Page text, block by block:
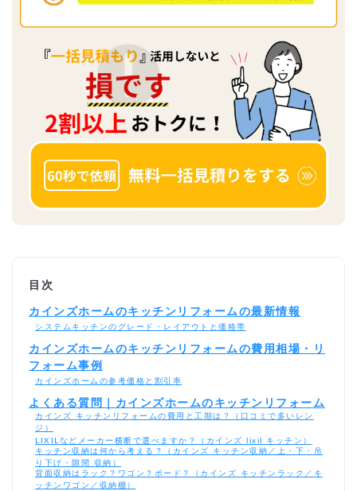
目次
カインズホームのキッチンリフォームの最新情報
システムキッチンのグレード・レイアウトと価格帯
カインズホームのキッチンリフォームの費用相場・リ
フォーム事例
カインズホームの参考価格と割引率
よくある質問｜カインズホームのキッチンリフォーム
カインズ キッチンリフォームの費用と工期は？（口コミで多いレン
ジ）
LIXILなどメーカー横断で選べますか？（カインズ lixil キッチン）
キッチン収納は何から考える？（カインズ キッチン収納／上・下・吊
り下げ・隙間 収納）
背面収納はラック？ワゴン？ボード？（カインズ キッチンラック／キ
ッチンワゴン／収納棚）